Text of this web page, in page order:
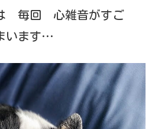
毎回 心雑音がすご
います…